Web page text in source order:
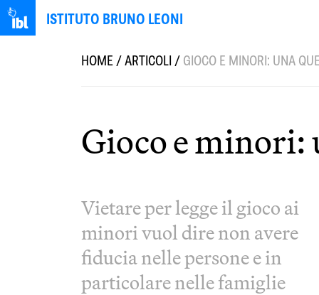
ISTITUTO BRUNO LEONI
HOME/ARTICOLI/GIOCO E MINORI: UNA
Gioco e minori:
Vietare per legge il gioco ai
minori vuol dire non avere
fiducia nelle persone e in
particolare nelle famiglie